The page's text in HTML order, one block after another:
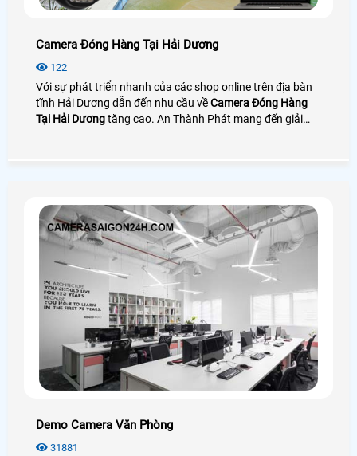
Camera Đóng Hàng Tại Hải Dương
122
Với sự phát triển nhanh của các shop online trên địa bàn
tĩnh Hải Dương dẫn đến nhu cầu vềCamera Đóng Hàng
Tại Hải Dươngtăng cao. An Thành Phát mang đến giải
Demo Camera Văn Phòng
31881